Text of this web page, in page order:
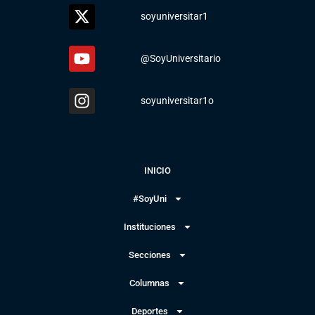
soyuniversitar1
@SoyUniversitario
soyuniversitar1o
INICIO
#SoyUni
Instituciones
Secciones
Columnas
Deportes